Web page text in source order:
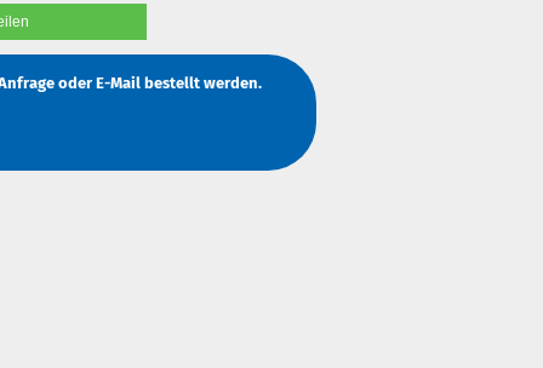
oderE-Mailbestellt werden.